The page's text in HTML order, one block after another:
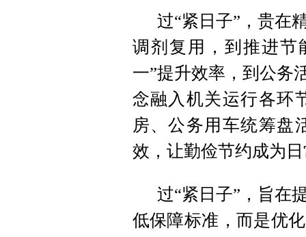
过“紧日子”，贵在
调剂复用，到推进节
一”提升效率，到公务
念融入机关运行各环
房、公务用车统筹盘
效，让勤俭节约成为
过“紧日子”，旨在
低保障标准，而是优